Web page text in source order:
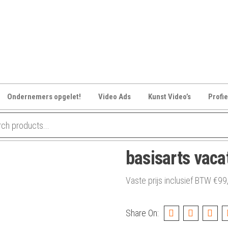
Ondernemers opgelet! Video Ads Kunst Video’s
basisarts
Vaste prijs inclusief BTW€
Share On: